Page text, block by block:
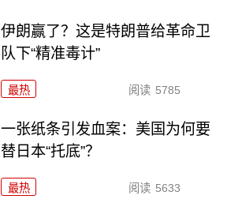
伊朗赢了？这是特朗普给革命卫
队下“精准毒计”
最热 阅读 5785
一张纸条引发血案：美国为何要
替日本“托底”？
最热 阅读 5633